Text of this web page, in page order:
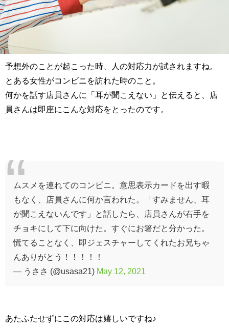
予想外のことが起こった時、人の対応力が試されますね。
とある女性がコンビニを訪れた時のこと。
何かを話す店員さんに「耳が聞こえない」と伝えると、店
員さんは即座にこんな対応をとったのです。
ムスメを連れてのコンビニ。意思表示カードを出す暇
もなく、店員さんに何か言われた。「すみません、耳
が聞こえないんです」と話したら、店員さんが右手を
チョキにして下に向けた。すぐにお箸だと分かった。
慌てることなく、即ジェスチャーしてくれたお兄ちゃ
んありがとう！！！！！
— うささ (@usasa21) May 12, 2021
あたふたせずにこの対応は嬉しいですね♪